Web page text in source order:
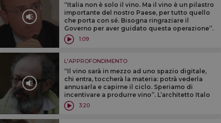
“Italia non è solo il vino. Ma il vino è un pilastro
importante del nostro Paese, per tutto quello
che porta con sé. Bisogna ringraziare il
Governo per aver guidato questa operazione”.
Così Roberto Arditti Direttore Affari
Istituzionali Expo 2015
1:09
L'APPROFONDIMENTO
“Il vino sarà in mezzo ad uno spazio digitale,
chi entra, toccherà la materia: potrà vederla
annusarla e capirne il ciclo. Speriamo di
incentivare a produrre vino”. L’architetto Italo
Rota, svela a Winenews il “suo Padiglione del
Vino ad Expo 2015
3:20